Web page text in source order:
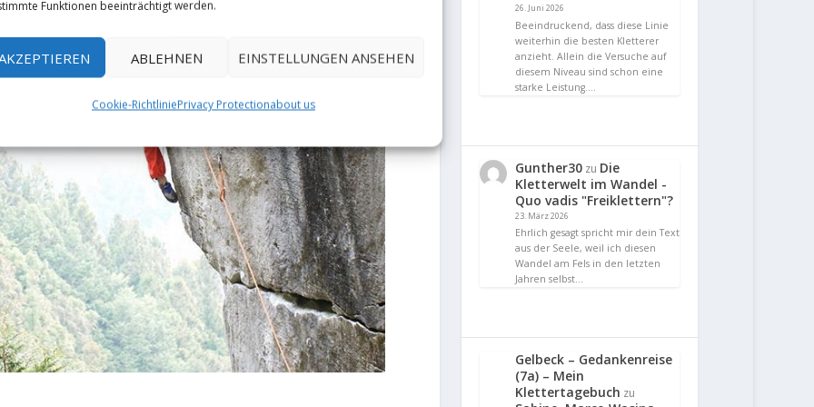
Funktionen beeinträchtigt werden.
ABLEHNEN EINSTELLUNGEN ANSEHEN
Cookie-RichtliniePrivacy Protectionabout us
26. Juni 2026
Beeindruckend, dass diese Linie
weiterhin die besten Kletterer
anzieht. Allein die Versuche auf
diesem Niveau sind schon eine
starke Leistung.…
Gunther30 zu Die
Kletterwelt im Wandel -
Quo vadis "Freiklettern"?
23. März 2026
Ehrlich gesagt spricht mir dein Text
aus der Seele, weil ich diesen
Wandel am Fels in den letzten
Jahren selbst…
Gelbeck – Gedankenreise
(7a) – Mein
Klettertagebuch zu